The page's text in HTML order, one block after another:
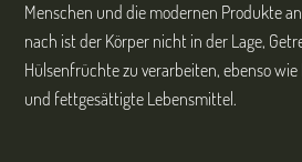
Menschen und die modernen Produkte
nach ist der Körper nicht in der Lage,
Hülsenfrüchte zu verarbeiten, ebenso wie
und fettgesättigte Lebensmittel.